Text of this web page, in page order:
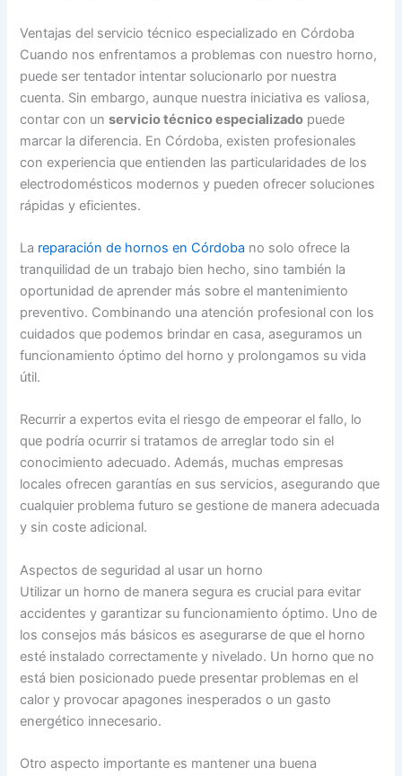
Ventajas del servicio técnico especializado en Córdoba
Cuando nos enfrentamos a problemas con nuestro horno,
puede ser tentador intentar solucionarlo por nuestra
cuenta. Sin embargo, aunque nuestra iniciativa es valiosa,
contar con unservicio técnico especializado puede
marcar la diferencia. En Córdoba, existen profesionales
con experiencia que entienden las particularidades de los
electrodomésticos modernos y pueden ofrecer soluciones
rápidas y eficientes.
La reparación de hornos en Córdoba no solo ofrece la
tranquilidad de un trabajo bien hecho, sino también la
oportunidad de aprender más sobre el mantenimiento
preventivo. Combinando una atención profesional con los
cuidados que podemos brindar en casa, aseguramos un
funcionamiento óptimo del horno y prolongamos su vida
útil.
Recurrir a expertos evita el riesgo de empeorar el fallo, lo
que podría ocurrir si tratamos de arreglar todo sin el
conocimiento adecuado. Además, muchas empresas
locales ofrecen garantías en sus servicios, asegurando que
cualquier problema futuro se gestione de manera adecuada
y sin coste adicional.
Aspectos de seguridad al usar un horno
Utilizar un horno de manera segura es crucial para evitar
accidentes y garantizar su funcionamiento óptimo. Uno de
los consejos más básicos es asegurarse de que el horno
esté instalado correctamente y nivelado. Un horno que no
está bien posicionado puede presentar problemas en el
calor y provocar apagones inesperados o un gasto
energético innecesario.
Otro aspecto importante es mantener una buena